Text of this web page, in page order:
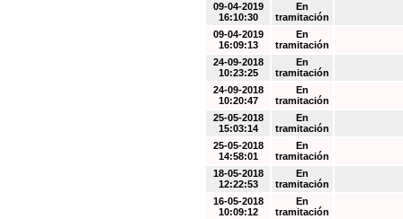
09-04-2019
16:10:30
En
tramitación
09-04-2019
16:09:13
En
tramitación
24-09-2018
10:23:25
En
tramitación
24-09-2018
10:20:47
En
tramitación
25-05-2018
15:03:14
En
tramitación
25-05-2018
14:58:01
En
tramitación
18-05-2018
12:22:53
En
tramitación
16-05-2018
10:09:12
En
tramitación